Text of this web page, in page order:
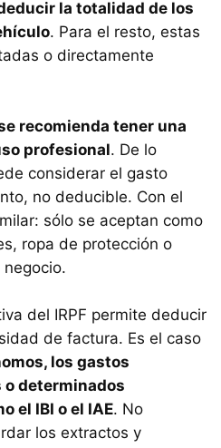
la totalidad de los
. Para el resto, estas
o directamente
recomienda tener una
profesional. De lo
considerar el gasto
no deducible. Con el
sólo se aceptan como
ropa de protección o
del IRPF permite deducir
de factura. Es el caso
los gastos
o determinados
el IBI o el IAE. No
los extractos y